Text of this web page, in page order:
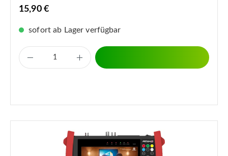
15,90 €
sofort ab Lager verfügbar